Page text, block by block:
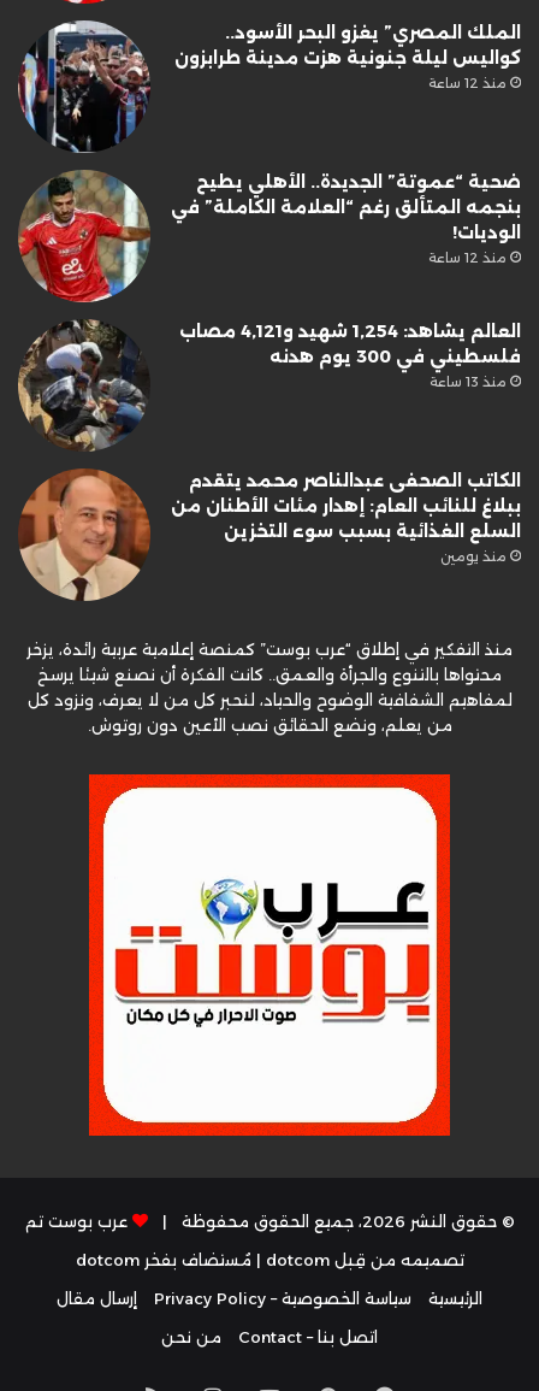
الملك المصري” يغزو البحر الأسود..
كواليس ليلة جنونية هزت مدينة طرابزون
منذ 12 ساعة
ضحية “عموتة” الجديدة.. الأهلي يطيح
بنجمه المتألق رغم “العلامة الكاملة” في
الوديات!
منذ 12 ساعة
العالم يشاهد: 1,254 شهيد و4,121 مصاب
فلسطيني في 300 يوم هدنه
منذ 13 ساعة
الكاتب الصحفى عبدالناصر محمد يتقدم
ببلاغ للنائب العام: إهدار مئات الأطنان من
السلع الغذائية بسبب سوء التخزين
منذ يومين
منذ التفكير في إطلاق “عرب بوست” كمنصة إعلامية عربية رائدة، يزخر
محتواها بالتنوع والجرأة والعمق.. كانت الفكرة أن نصنع شيئا يرسخ
لمفاهيم الشفافية الوضوح والحياد، لنحبر كل من لا يعرف، ونزود كل
من يعلم، ونضع الحقائق نصب الأعين دون روتوش.
© حقوق النشر 2026، جميع الحقوق محفوظة |
عرب بوست تم
تصميمه من قِبل dotcom
| مُستضاف بفخرdotcom
الرئيسية
سياسة الخصوصية – Privacy Policy
إرسال مقال
اتصل بنا – Contact
من نحن